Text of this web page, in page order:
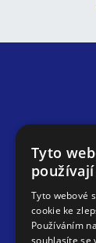
Tyto
Tyto webové
cookie ke
Používáním
souhlasíte se